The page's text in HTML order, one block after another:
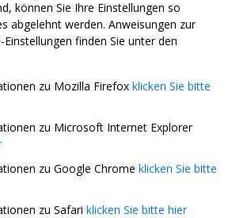
können Sie Ihre Einstellungen so
abgelehnt werden. Anweisungen zur
finden Sie unter den
zu Mozilla Firefox klicken Sie bitte
zu Microsoft Internet Explorer
zu Google Chrome klicken Sie bitte
zu Safari klicken Sie bitte hier